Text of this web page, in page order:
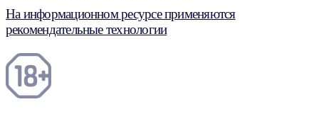
На информационном ресурсе применяются
рекомендательные технологии